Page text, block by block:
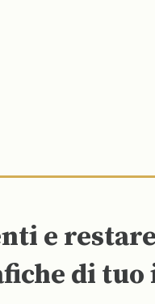
e
di tuo